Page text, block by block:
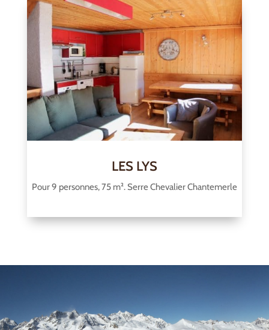
LES LYS
Pour 9 personnes, 75 m². Serre Chevalier Chantemerle